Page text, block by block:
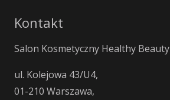
Kontakt
Salon Kosmetyczny Healthy Beauty
ul. Kolejowa 43/U4,
01-210 Warszawa,